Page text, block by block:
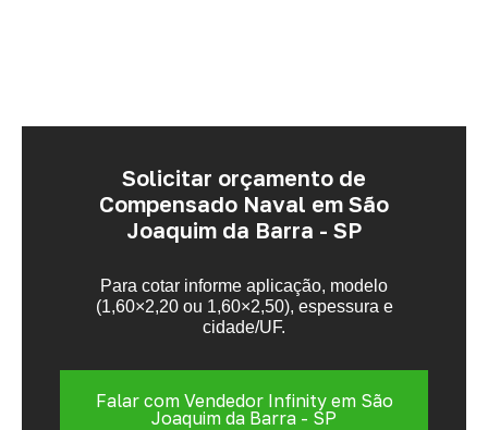
Solicitar orçamento de
Compensado Naval em São
Joaquim da Barra - SP
Para cotar informe aplicação, modelo
(1,60×2,20 ou 1,60×2,50), espessura e
cidade/UF.
Falar com Vendedor Infinity em São
Joaquim da Barra - SP